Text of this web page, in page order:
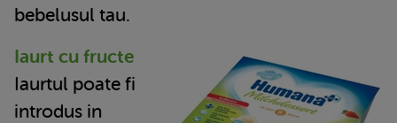
bebelusul tau.
Iaurt cu fructe
Iaurtul poate fi
introdus in